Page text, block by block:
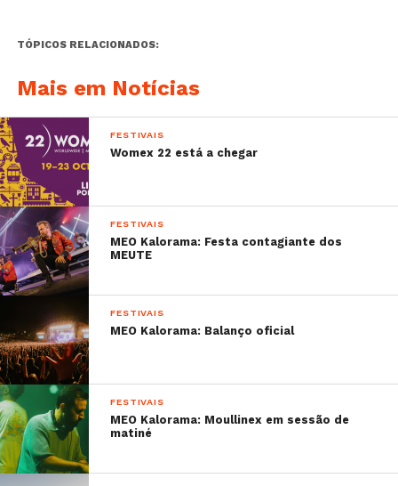
TÓPICOS RELACIONADOS:
Mais em Notícias
FESTIVAIS
Womex 22 está a chegar
FESTIVAIS
MEO Kalorama: Festa contagiante dos
MEUTE
FESTIVAIS
MEO Kalorama: Balanço oficial
FESTIVAIS
MEO Kalorama: Moullinex em sessão de
matiné